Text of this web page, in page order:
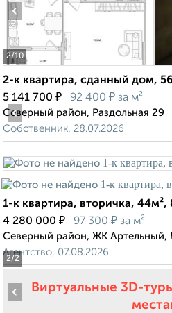
2/10
‹
2-к квартира, сданный дом,
5 141 700 ₽ 92 400 ₽ за м²
Северный район, Раздольная 29
Собственник, 28.07.2026
2/2
‹
1-к квартира, вторичка,
4 280 000 ₽ 97 300 ₽ за м²
Северный район, ЖК Артельный,
Агентство, 07.08.2026
Виртуальные 3D-
‹